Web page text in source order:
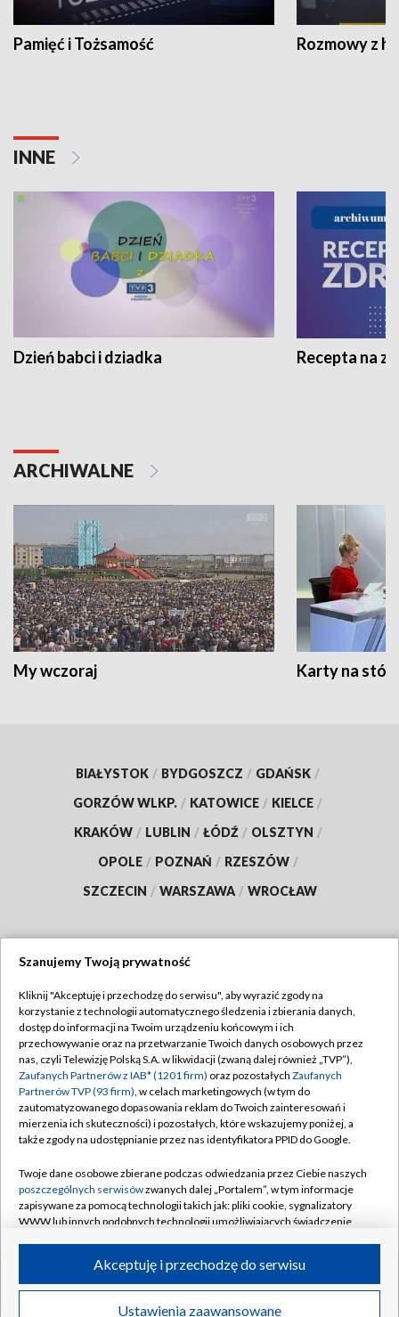
Pamięć i Tożsamość Rozmowy z
INNE
Dzień babci i dziadka Recepta na
ARCHIWALNE
My wczoraj Karty na
BIAŁYSTOK / BYDGOSZCZ / GDAŃSK /
GORZÓW WLKP. / KATOWICE / KIELCE /
KRAKÓW / LUBLIN / ŁÓDŹ / OLSZTYN /
OPOLE / POZNAŃ / RZESZÓW /
SZCZECIN / WARSZAWA / WROCŁAW
TVP
Abonament TVP
Emisja w TVP
Centrum informacji TVP
Naziemna Telewizja Cyfrowa
Rada Programowa
System NOS
Informacje o nadawcy
Program dla prasy
Regulamin TVP
Polityka prywatności
Moje zgody
Pomoc
Kontakt
Kanały
©2026 Telewizja Polska S.A. w likwidacji
Szanujemy Twoją prywatność
Kliknij "Akceptuję i przechodzę do serwisu", aby wyrazić zgody na
korzystanie z technologii automatycznego śledzenia i zbierania danych,
dostęp do informacji na Twoim urządzeniu końcowym i ich
przechowywanie oraz na przetwarzanie Twoich danych osobowych przez
nas, czyli Telewizję Polską S.A. w likwidacji (zwaną dalej również „TVP”),
Zaufanych Partnerów z IAB* (1201 firm) oraz pozostałych Zaufanych
Partnerów TVP (93 firm), w celach marketingowych (w tym do
zautomatyzowanego dopasowania reklam do Twoich zainteresowań i
mierzenia ich skuteczności) i pozostałych, które wskazujemy poniżej, a
także zgody na udostępnianie przez nas identyfikatora PPID do Google.
Twoje dane osobowe zbierane podczas odwiedzania przez Ciebie naszych
poszczególnych serwisówzwanych dalej „Portalem”, w tym informacje
zapisywane za pomocą technologii takich jak: pliki cookie, sygnalizatory
WWW lub innych podobnych technologii umożliwiających świadczenie
ruchu w Internecie.
Twoje dane osobowe zbierane podczas odwiedzania przez Ciebie
Ustawienia zaawansowane
Akceptuję i przechodzę do serwisu